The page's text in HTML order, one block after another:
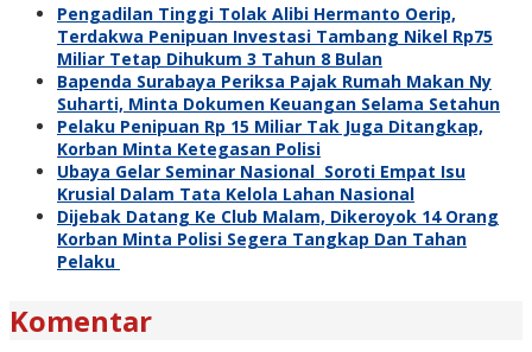
Pengadilan Tinggi Tolak Alibi Hermanto Oerip,
Terdakwa Penipuan Investasi Tambang Nikel Rp75
Miliar Tetap Dihukum 3 Tahun 8 Bulan
Bapenda Surabaya Periksa Pajak Rumah Makan Ny
Suharti, Minta Dokumen Keuangan Selama Setahun
Pelaku Penipuan Rp 15 Miliar Tak Juga Ditangkap,
Korban Minta Ketegasan Polisi
Ubaya Gelar Seminar Nasional Soroti Empat Isu
Krusial Dalam Tata Kelola Lahan Nasional
Dijebak Datang Ke Club Malam, Dikeroyok 14 Orang
Korban Minta Polisi Segera Tangkap Dan Tahan
Pelaku
Komentar